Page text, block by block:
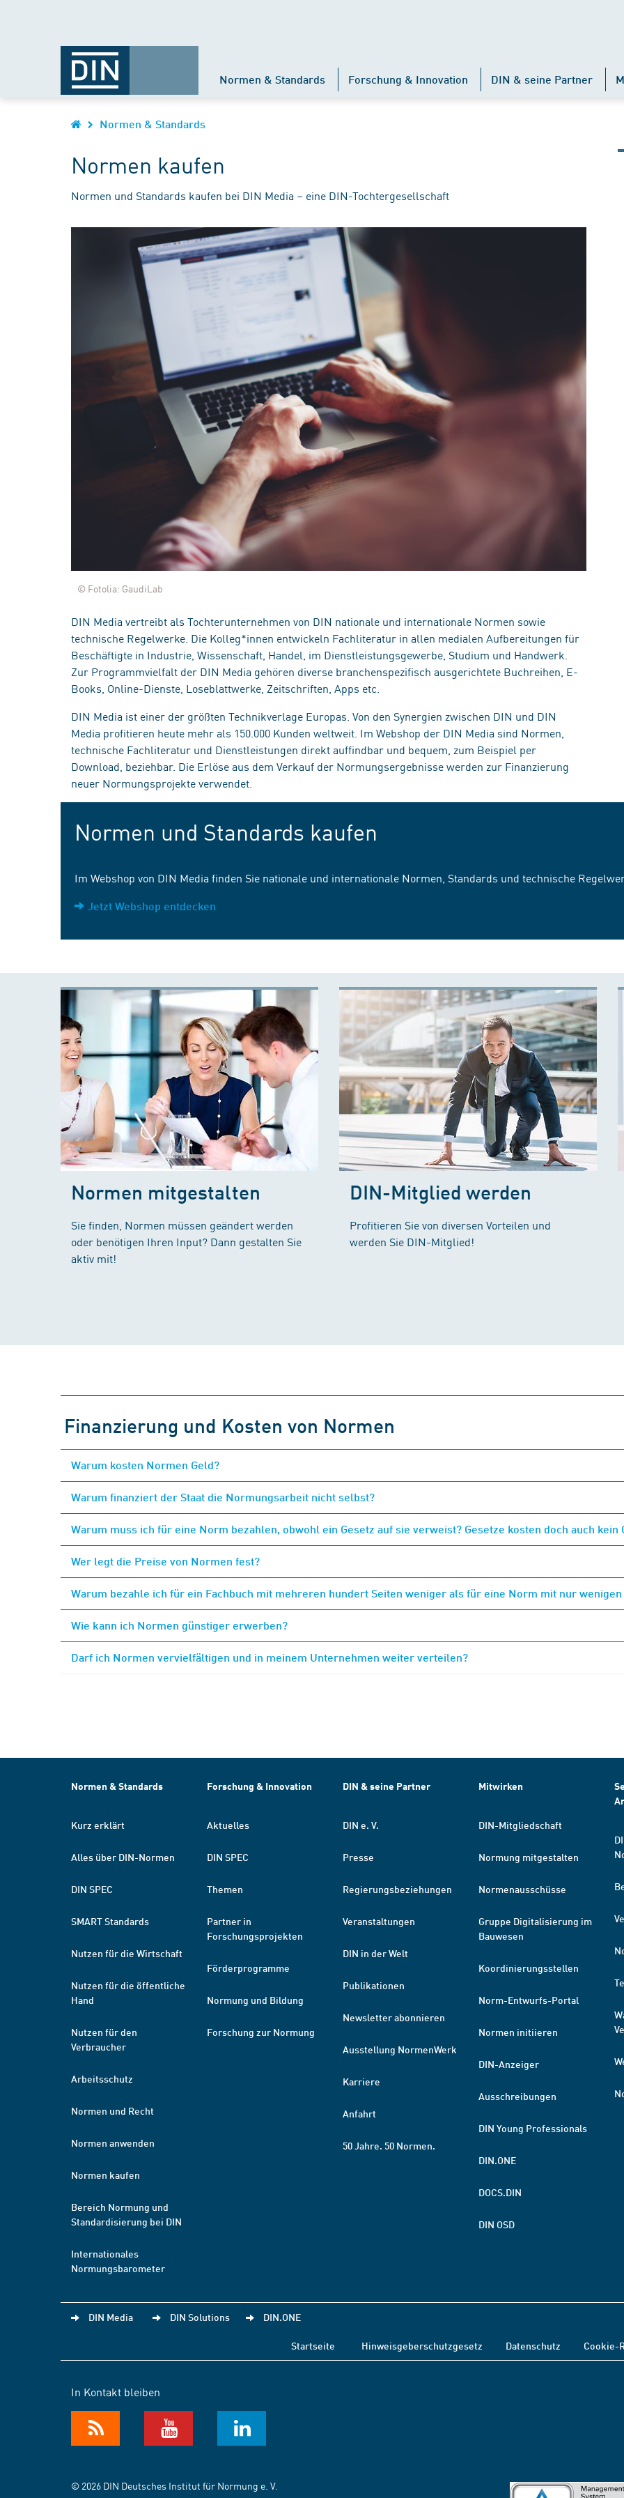
Normen & Standards Forschung & Innovation DIN & seine Partner
Normen & Standards
Normen kaufen
Normen und Standards kaufen bei DIN Media – eine DIN-Tochtergesellschaft
© Fotolia: GaudiLab
DIN Media vertreibt als Tochterunternehmen von DIN nationale und internationale Normen sowie
technische Regelwerke. Die Kolleg*innen entwickeln Fachliteratur in allen medialen Aufbereitungen für
Beschäftigte in Industrie, Wissenschaft, Handel, im Dienstleistungsgewerbe, Studium und Handwerk.
Zur Programmvielfalt der DIN Media gehören diverse branchenspezifisch ausgerichtete Buchreihen, E-
Books, Online-Dienste, Loseblattwerke, Zeitschriften, Apps etc.
DIN Media ist einer der größten Technikverlage Europas. Von den Synergien zwischen DIN und DIN
Media profitieren heute mehr als 150.000 Kunden weltweit. Im Webshop der DIN Media sind Normen,
technische Fachliteratur und Dienstleistungen direkt auffindbar und bequem, zum Beispiel per
Download, beziehbar. Die Erlöse aus dem Verkauf der Normungsergebnisse werden zur Finanzierung
neuer Normungsprojekte verwendet.
Normen und Standards kaufen
Im Webshop von DIN Media finden Sie nationale und internationale Normen, Standards und technische
Jetzt Webshop entdecken
Normen mitgestalten
Sie finden, Normen müssen geändert werden
oder benötigen Ihren Input? Dann gestalten Sie
aktiv mit!
DIN-Mitglied werden
Profitieren Sie von diversen Vorteilen und
werden Sie DIN-Mitglied!
Finanzierung und Kosten von Normen
Warum kosten Normen Geld?
Warum finanziert der Staat die Normungsarbeit nicht selbst?
Warum muss ich für eine Norm bezahlen, obwohl ein Gesetz auf sie verweist? Gesetze kosten doch auch kein
Wer legt die Preise von Normen fest?
Warum bezahle ich für ein Fachbuch mit mehreren hundert Seiten weniger als für eine Norm mit nur wenigen
Wie kann ich Normen günstiger erwerben?
Darf ich Normen vervielfältigen und in meinem Unternehmen weiter verteilen?
Normen & Standards
Kurz erklärt
Alles über DIN-Normen
DIN SPEC
SMART Standards
Nutzen für die Wirtschaft
Nutzen für die öffentliche
Hand
Nutzen für den
Verbraucher
Arbeitsschutz
Normen und Recht
Normen anwenden
Normen kaufen
Bereich Normung und
Standardisierung bei DIN
Internationales
Normungsbarometer
Forschung & Innovation
Aktuelles
DIN SPEC
Themen
Partner in
Forschungsprojekten
Förderprogramme
Normung und Bildung
Forschung zur Normung
DIN & seine Partner
DIN e. V.
Presse
Regierungsbeziehungen
Veranstaltungen
DIN in der Welt
Publikationen
Newsletter abonnieren
Ausstellung NormenWerk
Karriere
Anfahrt
50 Jahre. 50 Normen.
Mitwirken
DIN-Mitgliedschaft
Normung mitgestalten
Normenausschüsse
Gruppe Digitalisierung im
Bauwesen
Koordinierungsstellen
Norm-Entwurfs-Portal
Normen initiieren
DIN-Anzeiger
Ausschreibungen
DIN Young Professionals
DIN.ONE
DOCS.DIN
DIN OSD
DIN Media DIN Solutions DIN.ONE
Startseite Hinweisgeberschutzgesetz Datenschutz Cookie-
In Kontakt bleiben
© 2026 DIN Deutsches Institut für Normung e. V.